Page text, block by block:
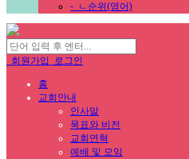
- ㄴ순위(영어)
회원가입 로그인
홈
교회안내
인사말
목표와 비전
교회연혁
예배 및 모임